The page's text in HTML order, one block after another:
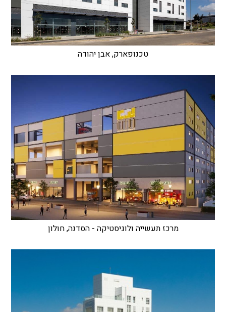
טכנופארק, אבן יהודה
מרכז תעשייה ולוגיסטיקה - הסדנה, חולון